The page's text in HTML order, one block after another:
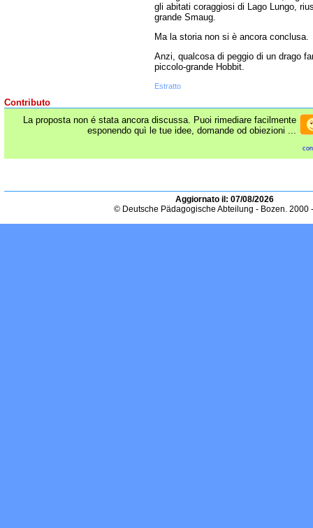
gli abitati coraggiosi di Lago Lungo,
grande Smaug.
Ma la storia non si è ancora conclusa.
Anzi, qualcosa di peggio di un drago
piccolo-grande Hobbit.
Estratto
Contributo
La proposta non é stata ancora discussa. Puoi rimediare facilmente
esponendo quì le tue idee, domande od obiezioni ...
Aggiornato il: 07/08/2026
© Deutsche Pädagogische Abteilung - Bozen. 2000